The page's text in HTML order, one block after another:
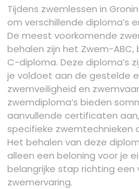
Tijdens zwemlessen in
om verschillende diploma’s
De meest voorkomende
behalen zijn het Zwem-
C-diploma. Deze diploma’s
je voldoet aan de gestelde
zwemveiligheid en
zwemdiploma’s bieden
aanvullende certificaten
specifieke zwemtechnieken
Het behalen van deze
alleen een beloning voor je
belangrijke stap richting een
zwemervaring.